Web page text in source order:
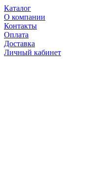
Каталог
О компании
Контакты
Оплата
Доставка
Личный кабинет